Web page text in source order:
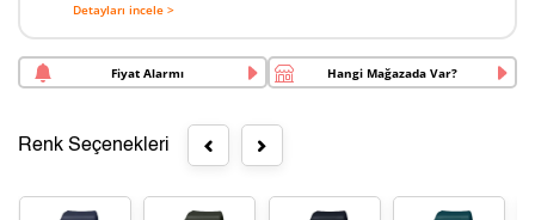
Detayları incele >
Fiyat Alarmı Hangi Mağazada Var?
Renk Seçenekleri